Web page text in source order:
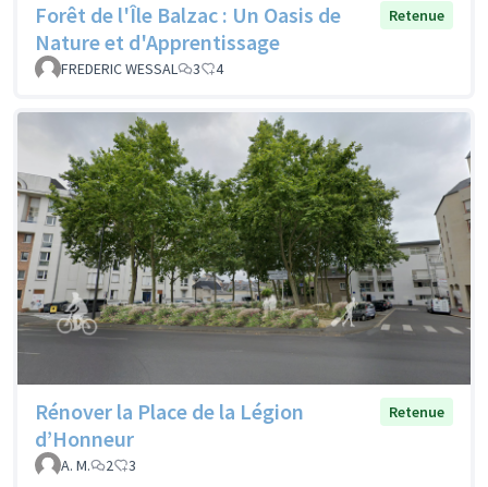
Forêt de l'Île Balzac : Un Oasis de
Nature et d'Apprentissage
Retenue
FREDERIC WESSAL 3 4
Rénover la Place de la Légion
d’Honneur
Retenue
A. M. 2 3